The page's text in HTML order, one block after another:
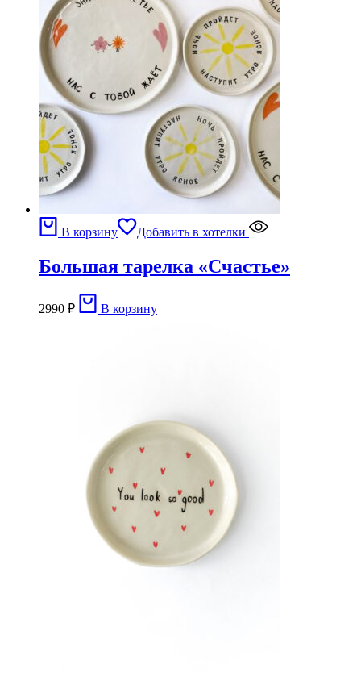
В корзину Добавить в хотелки
Большая тарелка «Счастье»
2990 ₽ В корзину